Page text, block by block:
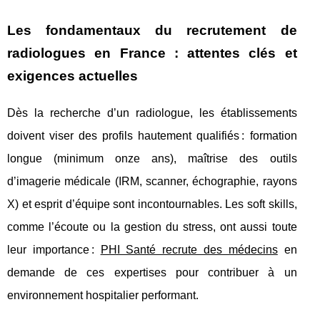
Les fondamentaux du recrutement de
radiologues en France : attentes clés et
exigences actuelles
Dès la recherche d’un radiologue, les établissements
doivent viser des profils hautement qualifiés : formation
longue (minimum onze ans), maîtrise des outils
d’imagerie médicale (IRM, scanner,échographie, rayons
X) et esprit d’équipe sont incontournables. Les soft skills,
comme l’écoute ou la gestion du stress, ont aussi toute
leur importance :
PHI Santé recrute des médecinsen
demande de ces expertises pour contribuer à un
environnement hospitalier performant.